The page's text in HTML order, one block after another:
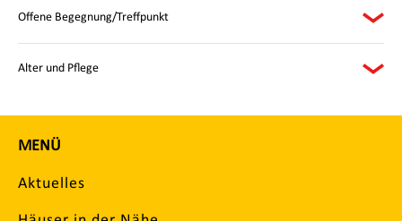
Offene Begegnung/Treffpunkt
Alter und Pflege
MENÜ
Aktuelles